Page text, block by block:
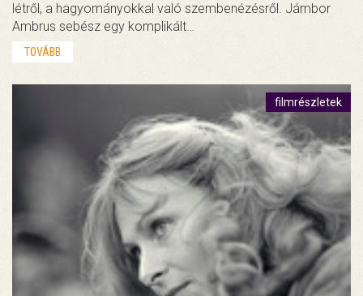
létről, a hagyományokkal való szembenézésről. Jámbor
Ambrus sebész egy komplikált…
TOVÁBB
filmrészletek